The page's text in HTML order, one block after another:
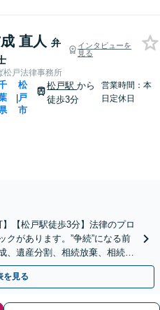
直人 弁
インタビューを
見る
松戸法律事務所
|
松
戸
市
松戸駅から
徒歩3分
営業時間：本
日定休日
【松戸駅徒歩3分】法律のプロ
クがあります。”争続”になる前
、遺産分割、相続放棄、相続税
を見る